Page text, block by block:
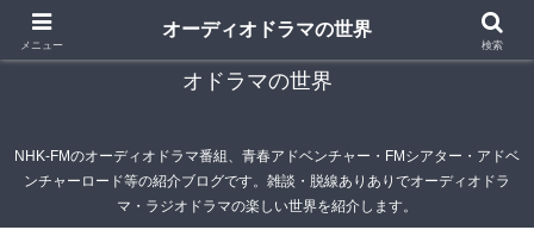
青春アドベンチャー雑記帳～オーディオドラマ・ラジ
オドラマの世界
NHK-FMのオーディオドラマ番組、青春アドベンチャー・FMシアター・アドベ
ンチャーロード等の紹介ブログです。雑談・脱線ありありでオーディオドラ
マ・ラジオドラマの楽しい世界を紹介します。
メニュー
オーディオドラマの世界
検索